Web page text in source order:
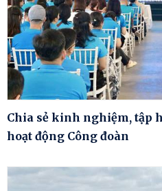
Chia sẻ kinh nghiệm, tập
hoạt động Công đoàn